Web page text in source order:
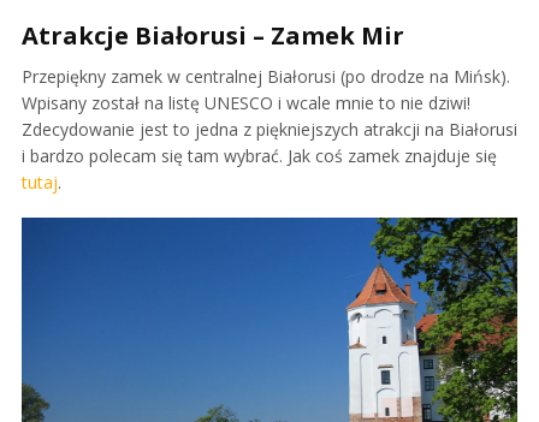
Atrakcje Białorusi – Zamek Mir
Przepiękny zamek w centralnej Białorusi (po drodze na Mińsk).
Wpisany został na listę UNESCO i wcale mnie to nie dziwi!
Zdecydowanie jest to jedna z piękniejszych atrakcji na Białorusi
i bardzo polecam się tam wybrać. Jak coś zamek znajduje się
tutaj.